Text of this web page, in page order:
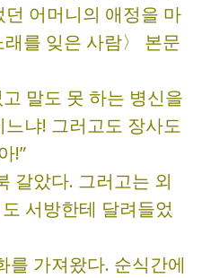
어머니의 애정을 마
를 잊은 사람〉 본문
말도 못 하는 병신을
냐! 그러고도 장사도
!”
갈았다. 그러고는 외
도 서방한테 달려들었
를 가져왔다. 순식간에